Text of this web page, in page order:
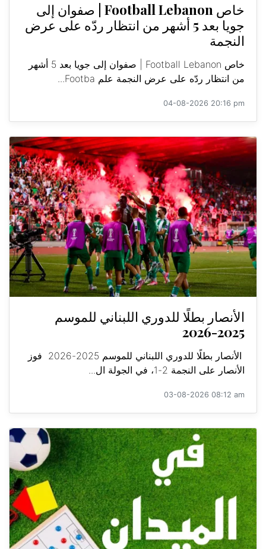
خاص Football Lebanon | صفوان إلى
جويا بعد 5 أشهر من انتظار ردّه على عرض
النجمة
خاص Football Lebanon | صفوان إلى جويا بعد 5 أشهر
من انتظار ردّه على عرض النجمة علم Footba...
04-08-2026 20:16 pm
الأنصار بطلًا للدوري اللبناني للموسم
2025-2026
الأنصار بطلًا للدوري اللبناني للموسم 2025-2026 فوز
الأنصار على النجمة 2-1، في الجولة ال...
03-08-2026 08:12 am